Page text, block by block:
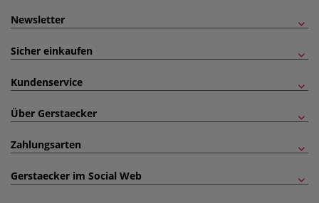
Newsletter
Sicher einkaufen
Kundenservice
Über Gerstaecker
Zahlungsarten
Gerstaecker im Social Web